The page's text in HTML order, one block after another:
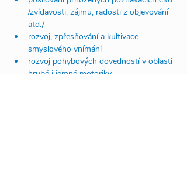
/zvídavosti, zájmu, radosti z objevování
atd./
rozvoj, zpřesňování a kultivace
smyslového vnímání
rozvoj pohybových dovedností v oblasti
hrubé i jemné motoriky